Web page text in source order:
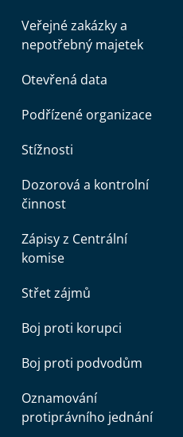
Veřejné zakázky a
nepotřebný majetek
Otevřená data
Podřízené organizace
Stížnosti
Dozorová a kontrolní
činnost
Zápisy z Centrální
komise
Střet zájmů
Boj proti korupci
Boj proti podvodům
Oznamování
protiprávního jednání